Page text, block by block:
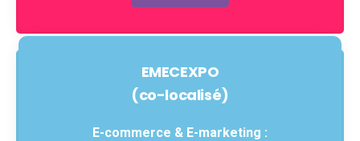
EMECEXPO
(co-localisé)
E-commerce & E-marketing :